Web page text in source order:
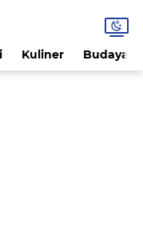
Kuliner Budaya